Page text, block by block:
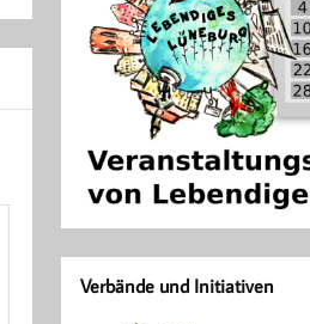
Verbände und Initiativen